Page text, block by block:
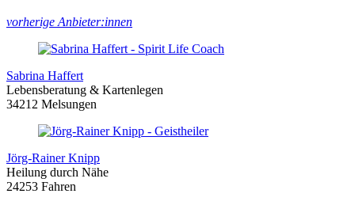
vorherige Anbieter:innen
Sabrina Haffert
Lebensberatung & Kartenlegen
34212 Melsungen
Jörg-Rainer Knipp
Heilung durch Nähe
24253 Fahren